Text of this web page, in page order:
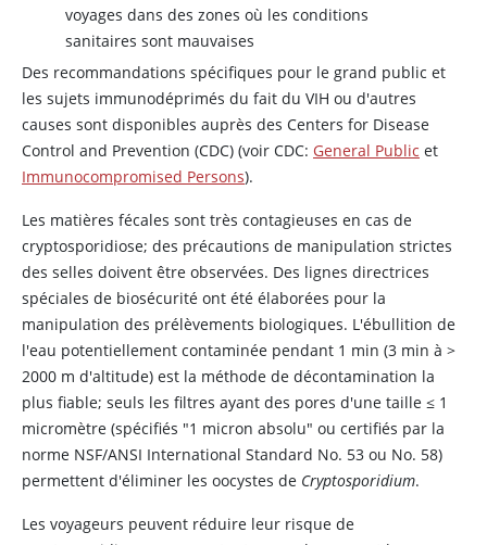
voyages dans des zones où les conditions
sanitaires sont mauvaises
Des recommandations spécifiques pour le grand public et
les sujets immunodéprimés du fait du VIH ou d'autres
causes sont disponibles auprès des Centers for Disease
Control and Prevention (CDC) (voir CDC: General Public et
Immunocompromised Persons).
Les matières fécales sont très contagieuses en cas de
cryptosporidiose; des précautions de manipulation strictes
des selles doivent être observées. Des lignes directrices
spéciales de biosécurité ont été élaborées pour la
manipulation des prélèvements biologiques. L'ébullition de
l'eau potentiellement contaminée pendant 1 min (3 min à >
2000 m d'altitude) est la méthode de décontamination la
plus fiable; seuls les filtres ayant des pores d'une taille ≤ 1
micromètre (spécifiés "1 micron absolu" ou certifiés par la
norme NSF/ANSI International Standard No. 53 ou No. 58)
permettent d'éliminer les oocystes de Cryptosporidium.
Les voyageurs peuvent réduire leur risque de